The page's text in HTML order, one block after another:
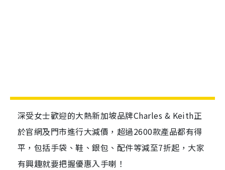
深受女士歡迎的大熱新加坡品牌Charles & Keith正
於官網及門市進行大減價，超過2600款產品都有得
平，包括手袋、鞋、銀包、配件等減至7折起，大家
有興趣就要把握優惠入手喇！